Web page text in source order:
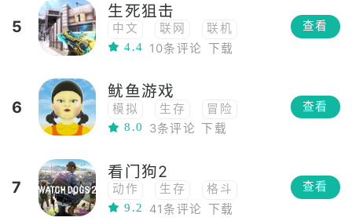
PVP
steam移植
ARPG
单人
欢乐游戏
5
生死狙击
中文 联网
联机
多人在线
生存
枪战
MMO
4.4 10条评论 下载
查看
6
鱿鱼游戏
模拟 生存
冒险
沙盒
8.0 3条评论 下载
查看
7
看门狗2
动作 生存
格斗
角色扮演
开放世界
9.2 41条评论 下载
查看